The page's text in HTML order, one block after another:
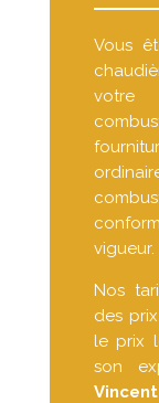
Vous
votre
vigueur.
Nos
des
le prix
son